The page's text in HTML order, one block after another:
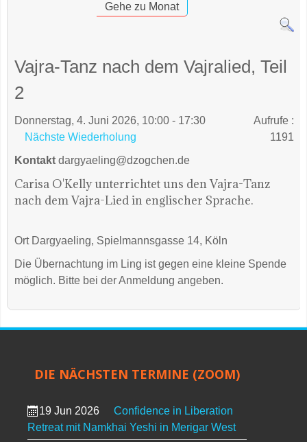
Gehe zu Monat
Vajra-Tanz nach dem Vajralied, Teil
2
Donnerstag, 4. Juni 2026, 10:00 - 17:30
Nächste Wiederholung
Aufrufe:
1191
Kontakt dargyaeling@dzogchen.de
Carisa O'Kelly unterrichtet uns den Vajra-Tanz
nach dem Vajra-Lied in englischer Sprache.
Ort Dargyaeling, Spielmannsgasse 14, Köln
Die Übernachtung im Ling ist gegen eine kleine Spende
möglich. Bitte bei der Anmeldung angeben.
DIE NÄCHSTEN TERMINE (ZOOM)
19 Jun 2026
Confidence in Liberation
Retreat mit Namkhai Yeshi in Merigar West